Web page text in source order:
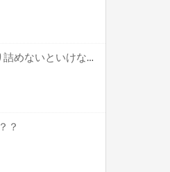
【疑問】バイク乗り特有の最終的に大型(ハーレー)まで上り詰めないといけない風潮←これ
？